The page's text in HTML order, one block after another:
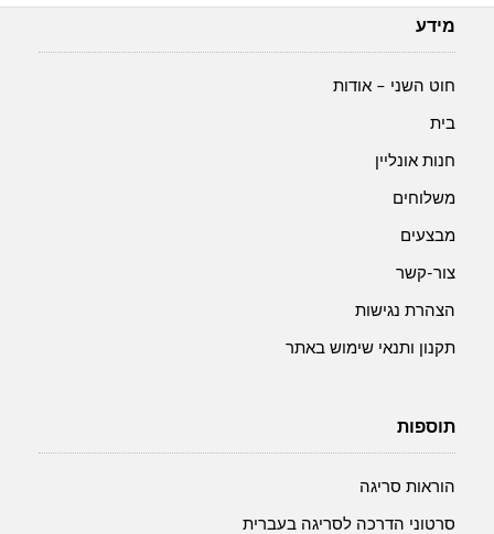
838-
מידע
חוט השני – אודות
בית
חנות אונליין
משלוחים
מבצעים
צור-קשר
הצהרת נגישות
תקנון ותנאי שימוש באתר
תוספות
הוראות סריגה
סרטוני הדרכה לסריגה בעברית